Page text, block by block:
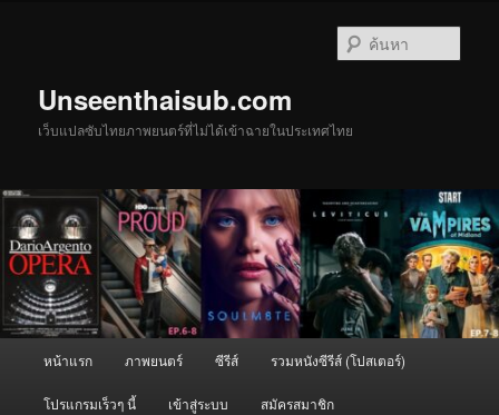
Unseenthaisub.com
เว็บแปลซับไทยภาพยนตร์ที่ไม่ได้เข้าฉายในประเทศไทย
หน้าแรก ภาพยนตร์ ซีรีส์ รวมหนังซีรีส์ (โปสเตอร์)
โปรแกรมเร็วๆ นี้ เข้าสู่ระบบ สมัครสมาชิก